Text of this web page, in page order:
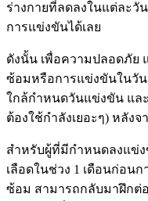
ร่างกายที่ลดลงในแต่ละวั
การแข่งขันได้เลย
ดังนั้น เพื่อความปลอดภัย
ซ้อมหรือการแข่งขันในวั
ใกล้กำหนดวันแข่งขัน แล
ต้องใช้กำลังเยอะๆ) หลังจ
สำหรับผู้ที่มีกำหนดลงแข่ง
เลือดในช่วง 1 เดือนก่อน
ซ้อม สามารถกลับมาฝึกต่